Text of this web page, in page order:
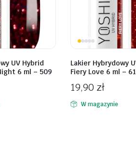
UV Hybrid
6 ml – 509
Lakier Hybrydowy
Fiery Love 6 ml –
19,90 zł
W magazynie